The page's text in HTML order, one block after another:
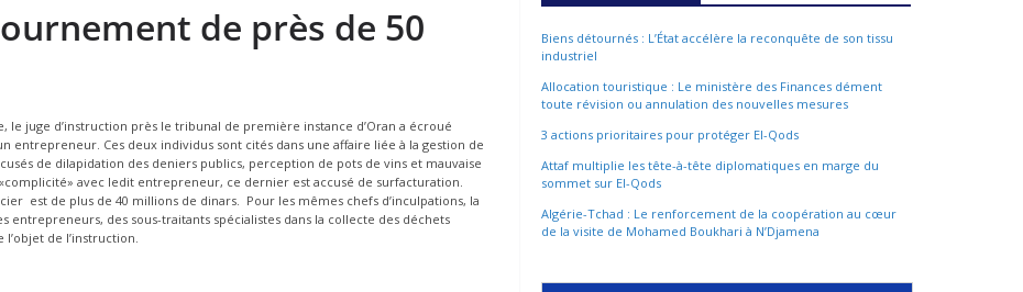
de près de 50
le juge d’instruction près le tribunal de première instance d’Oran a écroué
entrepreneur. Ces deux individus sont cités dans une affaire liée à la gestion de
de dilapidation des deniers publics, perception de pots de vins et mauvaise
avec ledit entrepreneur, ce dernier est accusé de surfacturation.
est de plus de 40 millions de dinars. Pour les mêmes chefs d’inculpations, la
entrepreneurs, des sous-traitants spécialistes dans la collecte des déchets
de l’instruction.
Biens détournés : L’État accélère la reconquête de son tissu
industriel
Allocation touristique : Le ministère des Finances dément
toute révision ou annulation des nouvelles mesures
3 actions prioritaires pour protéger El-Qods
Attaf multiplie les tête-à-tête diplomatiques en marge du
sommet sur El-Qods
Algérie-Tchad : Le renforcement de la coopération au cœur
de la visite de Mohamed Boukhari à N’Djamena